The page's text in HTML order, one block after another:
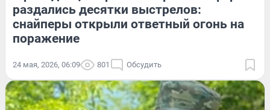
раздались десятки выстрелов:
снайперы открыли ответный огонь на
поражение
24 мая, 2026, 06:09 801 Обсудить